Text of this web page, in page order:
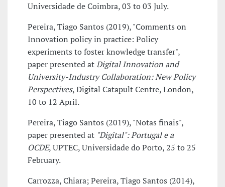
Universidade de Coimbra, 03 to 03 July.
Pereira, Tiago Santos (2019), "Comments on
Innovation policy in practice: Policy
experiments to foster knowledge transfer",
paper presented atDigital Innovation and
University-Industry Collaboration: New Policy
Perspectives, Digital Catapult Centre, London,
10 to 12 April.
Pereira, Tiago Santos (2019), "Notas finais",
paper presented at "Digital": Portugal e a
OCDE, UPTEC, Universidade do Porto, 25 to 25
February.
Carrozza, Chiara; Pereira, Tiago Santos (2014),